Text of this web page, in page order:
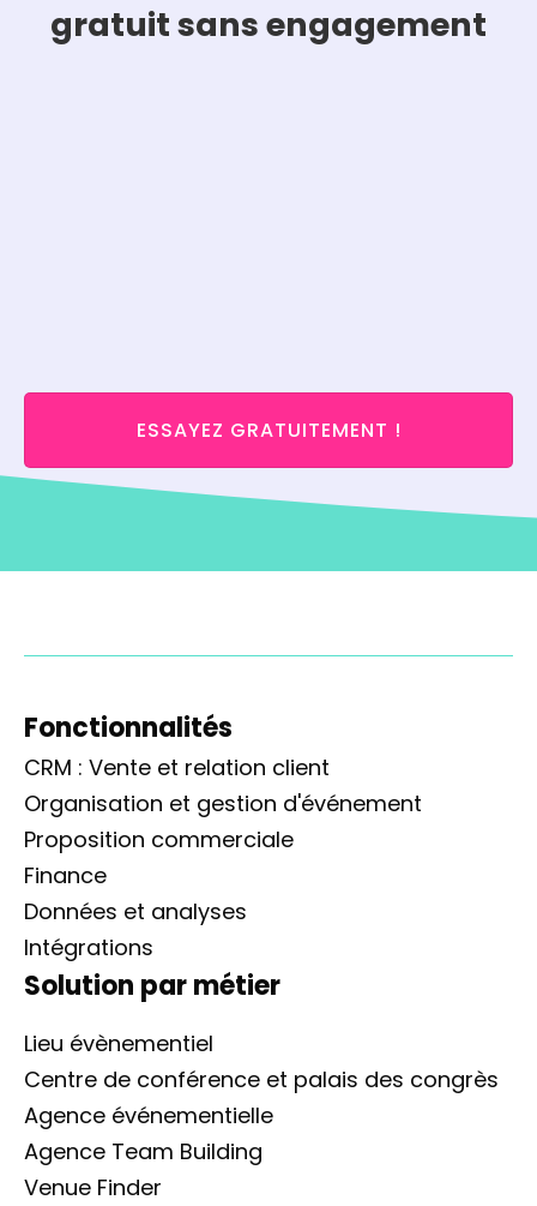
gratuit sans engagement
ESSAYEZ GRATUITEMENT !
Fonctionnalités
CRM : Vente et relation client
Organisation et gestion d'événement
Proposition commerciale
Finance
Données et analyses
Intégrations
Solution par métier
Lieu évènementiel
Centre de conférence et palais des congrès
Agence événementielle
Agence Team Building
Venue Finder